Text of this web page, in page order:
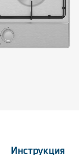
Инструкция